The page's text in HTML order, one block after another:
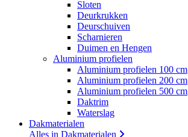
Sloten
Deurkrukken
Deurschuiven
Scharnieren
Duimen en Hengen
Aluminium profielen
Aluminium profielen 100 cm
Aluminium profielen 200 cm
Aluminium profielen 500 cm
Daktrim
Waterslag
Dakmaterialen
Alles in Dakmaterialen